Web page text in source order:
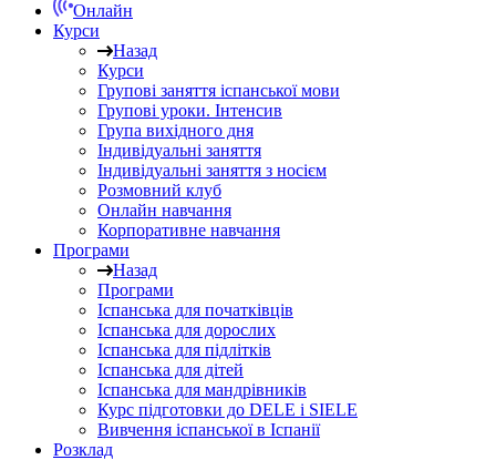
Онлайн
Курси
Назад
Курси
Групові заняття іспанської мови
Групові уроки. Інтенсив
Група вихідного дня
Індивідуальні заняття
Індивідуальні заняття з носієм
Розмовний клуб
Онлайн навчання
Корпоративне навчання
Програми
Назад
Програми
Іспанська для початківців
Іспанська для дорослих
Іспанська для підлітків
Іспанська для дітей
Іспанська для мандрівників
Курс підготовки до DELE і SIELE
Вивчення іспанської в Іспанії
Розклад